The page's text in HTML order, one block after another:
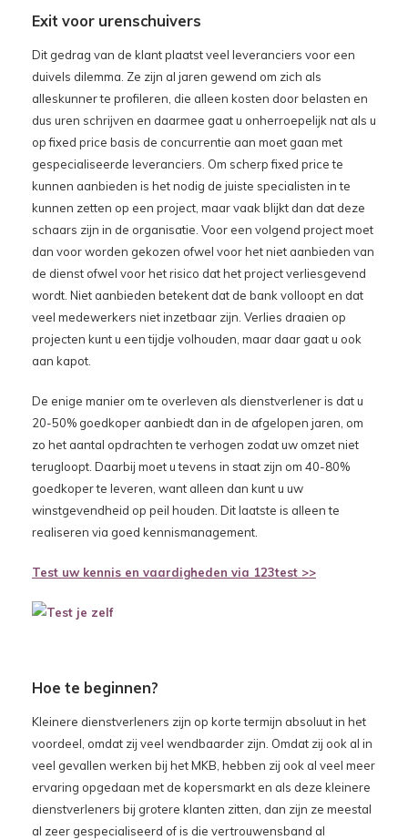
Exit voor urenschuivers
Dit gedrag van de klant plaatst veel leveranciers voor een
duivels dilemma. Ze zijn al jaren gewend om zich als
alleskunner te profileren, die alleen kosten door belasten en
dus uren schrijven en daarmee gaat u onherroepelijk nat als u
op fixed price basis de concurrentie aan moet gaan met
gespecialiseerde leveranciers. Om scherp fixed price te
kunnen aanbieden is het nodig de juiste specialisten in te
kunnen zetten op een project, maar vaak blijkt dan dat deze
schaars zijn in de organisatie. Voor een volgend project moet
dan voor worden gekozen ofwel voor het niet aanbieden van
de dienst ofwel voor het risico dat het project verliesgevend
wordt. Niet aanbieden betekent dat de bank volloopt en dat
veel medewerkers niet inzetbaar zijn. Verlies draaien op
projecten kunt u een tijdje volhouden, maar daar gaat u ook
aan kapot.
De enige manier om te overleven als dienstverlener is dat u
20-50% goedkoper aanbiedt dan in de afgelopen jaren, om
zo het aantal opdrachten te verhogen zodat uw omzet niet
terugloopt. Daarbij moet u tevens in staat zijn om 40-80%
goedkoper te leveren, want alleen dan kunt u uw
winstgevendheid op peil houden. Dit laatste is alleen te
realiseren via goed kennismanagement.
Test uw kennis en vaardigheden via 123test >>
Hoe te beginnen?
Kleinere dienstverleners zijn op korte termijn absoluut in het
voordeel, omdat zij veel wendbaarder zijn. Omdat zij ook al in
veel gevallen werken bij het MKB, hebben zij ook al veel meer
ervaring opgedaan met de kopersmarkt en als deze kleinere
dienstverleners bij grotere klanten zitten, dan zijn ze meestal
al zeer gespecialiseerd of is die vertrouwensband al